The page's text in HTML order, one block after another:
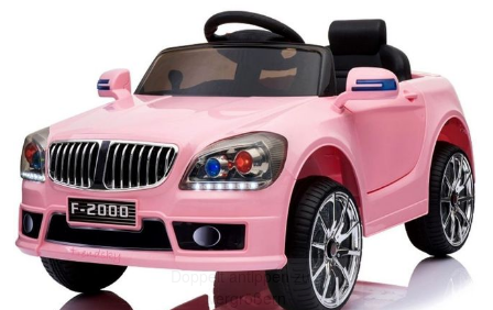
Doppelt antippen zum
vergrößern